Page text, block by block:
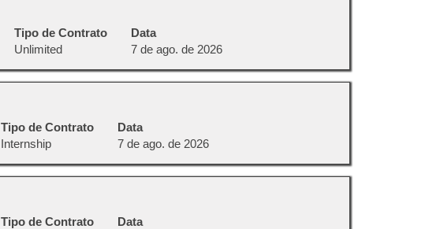
Tipo de Contrato
Unlimited
Data
7 de ago. de 2026
Tipo de Contrato
Internship
Data
7 de ago. de 2026
Tipo de Contrato
Data